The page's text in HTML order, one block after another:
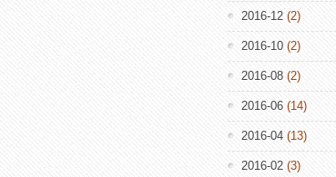
2016-12 (2)
2016-10 (2)
2016-08 (2)
2016-06 (14)
2016-04 (13)
2016-02 (3)